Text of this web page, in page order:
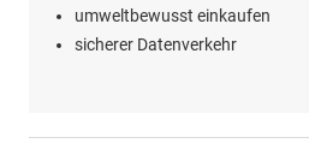
umweltbewusst einkaufen
sicherer Datenverkehr